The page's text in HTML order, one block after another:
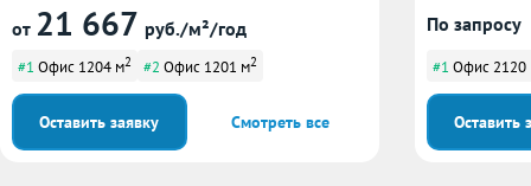
от 21 667 руб./м²/год
#1 Офис 1204 м2 #2 Офис 1201 м2
Оставить заявку Смотреть все
По запросу
#1 Офис 2120
Оставить